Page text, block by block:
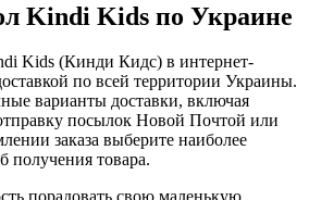
Kindi Kids по Украине
Kids (Кинди Кидс) в интернет-
по всей территории Украины.
варианты доставки, включая
посылок Новой Почтой или
заказа выберите наиболее
получения товара.